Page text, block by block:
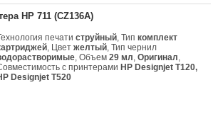
HP 711 (CZ136A)
печатиструйный, Типкомплект
, Цветжелтый, Тип чернил
, Объем29 мл,Оригинал,
с принтерами HP Designjet T120,
Designjet T520